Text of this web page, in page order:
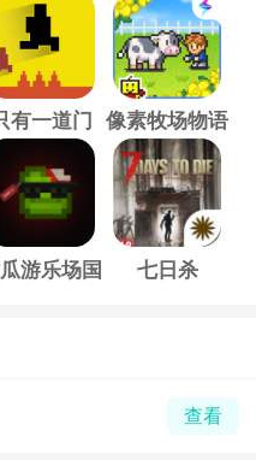
有一道门 像素牧场物语
游乐场国
七日杀
查看